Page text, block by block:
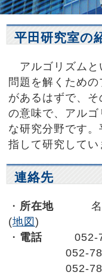
平田研究室の
アルゴリズムと
問題を解くため
があるはずで、
の意味で、アル
な研究分野です
指して研究してい
連絡先
・ 所在地 名古
(地図 )
・ 電話 052-
052-789-
052-789-